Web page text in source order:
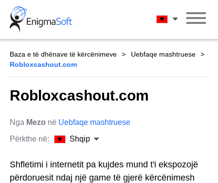
Skip
content
Shqip
Baza e të dhënave të kërcënimeve
Uebfaqe mashtruese
Robloxcashout.com
Robloxcashout.com
Nga Mezo në Uebfaqe mashtruese
Përkthe në:
Shqip
Shfletimi i internetit pa kujdes mund t'i ekspozojë
përdoruesit ndaj një game të gjerë kërcënimesh